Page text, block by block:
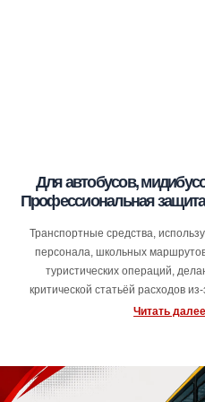
Для автобусов,
Профессиональная
Транспортные средства,
персонала, школьных
Читать